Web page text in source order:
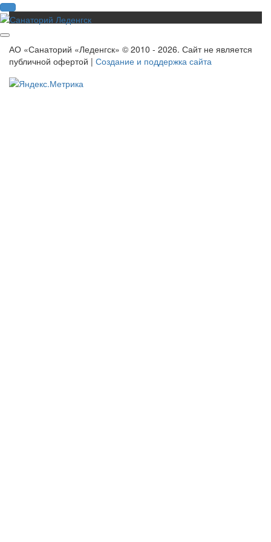
Error
АО «Санаторий «Леденгск» © 2010 - 2026. Сайт не является
публичной офертой | Создание и поддержка сайта